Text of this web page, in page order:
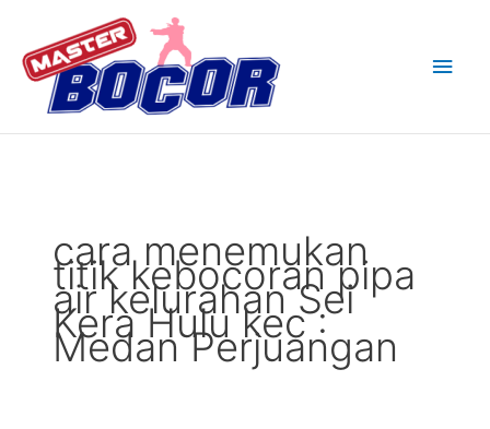
content
cara menemukan
titik kebocoran pipa
air kelurahan Sei
Kera Hulu kec :
Medan Perjuangan